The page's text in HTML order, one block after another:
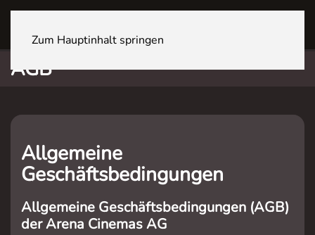
Zum Hauptinhalt springen
AGB
Allgemeine
Geschäftsbedingungen
Allgemeine Geschäftsbedingungen (AGB)
der Arena Cinemas AG